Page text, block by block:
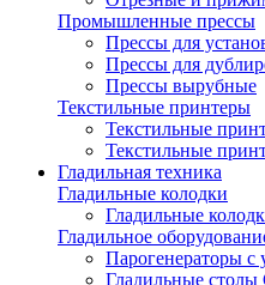
Промышленные прессы
Прессы для
Прессы для
Прессы вырубные
Текстильные принтеры
Текстильные
Текстильные
Гладильная техника
Гладильные колодки
Гладильные
Гладильное
Парогенераторы с
Гладильные столы